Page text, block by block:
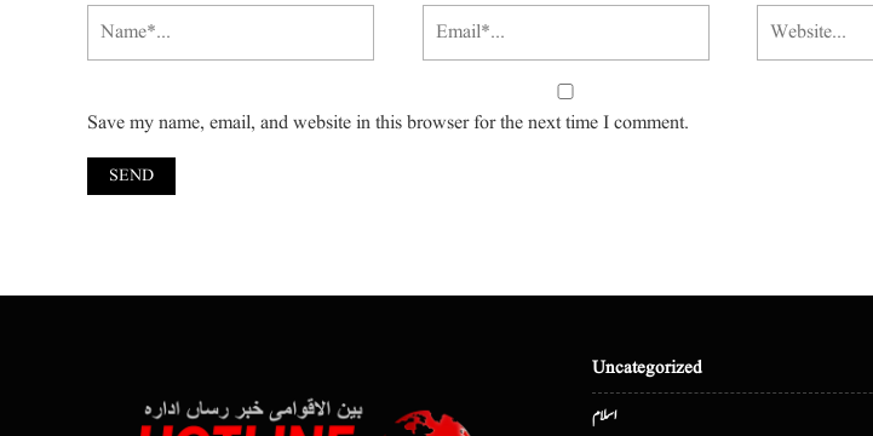
Save my name, email, and website in this browser for the next time I comment.
Uncategorized
اسلام